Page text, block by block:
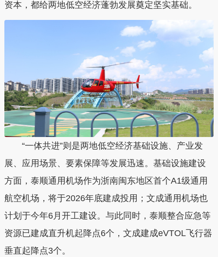
资本，都给两地低空经济蓬勃发展奠定坚实基础。
“一体共进”则是两地低空经济基础设施、产业发
展、应用场景、要素保障等发展迅速。基础设施建设
方面，泰顺通用机场作为浙南闽东地区首个A1级通用
航空机场，将于2026年底建成投用；文成通用机场也
计划于今年6月开工建设。与此同时，泰顺整合应急等
资源已建成直升机起降点6个，文成建成eVTOL飞行器
垂直起降点3个。